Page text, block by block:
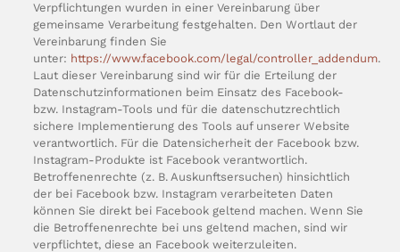
Verpflichtungen wurden in einer Vereinbarung über
gemeinsame Verarbeitung festgehalten. Den Wortlaut der
Vereinbarung finden Sie
unter: https://www.facebook.com/legal/controller_addendum.
Laut dieser Vereinbarung sind wir für die Erteilung der
Datenschutzinformationen beim Einsatz des Facebook-
bzw. Instagram-Tools und für die datenschutzrechtlich
sichere Implementierung des Tools auf unserer Website
verantwortlich. Für die Datensicherheit der Facebook bzw.
Instagram-Produkte ist Facebook verantwortlich.
Betroffenenrechte (z. B. Auskunftsersuchen) hinsichtlich
der bei Facebook bzw. Instagram verarbeiteten Daten
können Sie direkt bei Facebook geltend machen. Wenn Sie
die Betroffenenrechte bei uns geltend machen, sind wir
verpflichtet, diese an Facebook weiterzuleiten.